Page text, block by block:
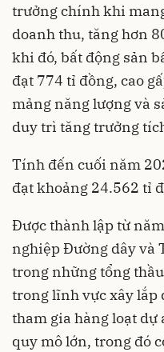
trưởng chính khi
doanh thu, tăng hơn
khi đó, bất động sản
đạt 774 tỉ đồng, cao
mảng năng lượng và
duy trì tăng trưởng
Tính đến cuối năm
đạt khoảng 24.562 tỉ
Được thành lập từ
nghiệp Đường dây và
trong những tổng
trong lĩnh vực xây lắp
tham gia hàng loạt
quy mô lớn, trong đó